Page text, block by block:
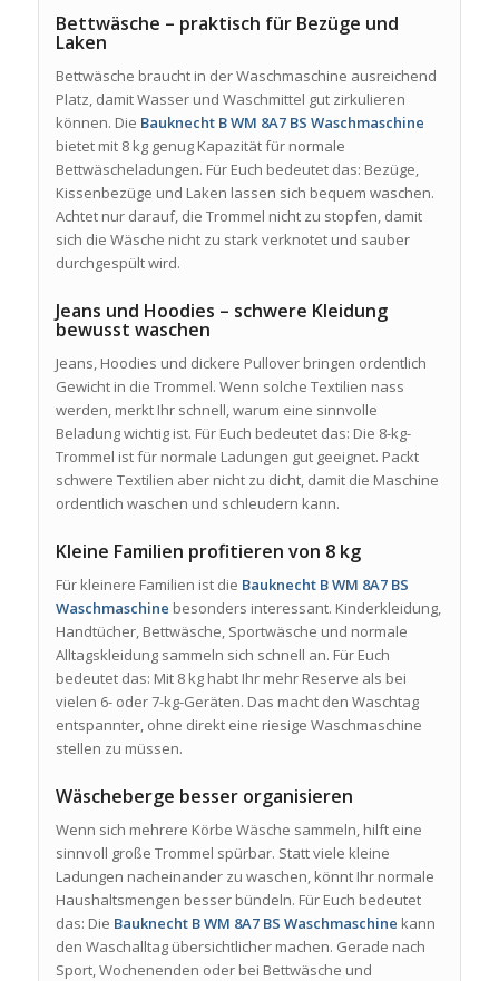
Bettwäsche – praktisch für Bezüge und
Laken
Bettwäsche braucht in der Waschmaschine ausreichend
Platz, damit Wasser und Waschmittel gut zirkulieren
können. Die Bauknecht B WM 8A7 BS Waschmaschine
bietet mit 8 kg genug Kapazität für normale
Bettwäscheladungen. Für Euch bedeutet das: Bezüge,
Kissenbezüge und Laken lassen sich bequem waschen.
Achtet nur darauf, die Trommel nicht zu stopfen, damit
sich die Wäsche nicht zu stark verknotet und sauber
durchgespült wird.
Jeans und Hoodies – schwere Kleidung
bewusst waschen
Jeans, Hoodies und dickere Pullover bringen ordentlich
Gewicht in die Trommel. Wenn solche Textilien nass
werden, merkt Ihr schnell, warum eine sinnvolle
Beladung wichtig ist. Für Euch bedeutet das: Die 8-kg-
Trommel ist für normale Ladungen gut geeignet. Packt
schwere Textilien aber nicht zu dicht, damit die Maschine
ordentlich waschen und schleudern kann.
Kleine Familien profitieren von 8 kg
Für kleinere Familien ist die Bauknecht B WM 8A7 BS
Waschmaschine besonders interessant. Kinderkleidung,
Handtücher, Bettwäsche, Sportwäsche und normale
Alltagskleidung sammeln sich schnell an. Für Euch
bedeutet das: Mit 8 kg habt Ihr mehr Reserve als bei
vielen 6- oder 7-kg-Geräten. Das macht den Waschtag
entspannter, ohne direkt eine riesige Waschmaschine
stellen zu müssen.
Wäscheberge besser organisieren
Wenn sich mehrere Körbe Wäsche sammeln, hilft eine
sinnvoll große Trommel spürbar. Statt viele kleine
Ladungen nacheinander zu waschen, könnt Ihr normale
Haushaltsmengen besser bündeln. Für Euch bedeutet
das: Die Bauknecht B WM 8A7 BS Waschmaschine kann
den Waschalltag übersichtlicher machen. Gerade nach
Sport, Wochenenden oder bei Bettwäsche und